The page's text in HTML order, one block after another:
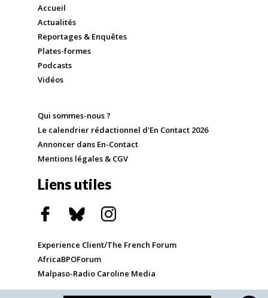
Accueil
Actualités
Reportages & Enquêtes
Plates-formes
Podcasts
Vidéos
Qui sommes-nous ?
Le calendrier rédactionnel d'En Contact 2026
Annoncer dans En-Contact
Mentions légales & CGV
Liens utiles
Experience Client/The French Forum
AfricaBPOForum
Malpaso-Radio Caroline Media